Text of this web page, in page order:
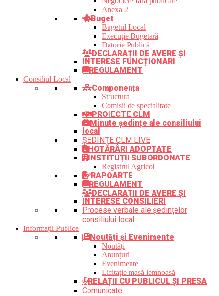
Anexa 2
Buget
Bugetul Local
Execuție Bugetară
Datorie Publică
DECLARAȚII DE AVERE ȘI
INTERESE FUNCȚIONARI
REGULAMENT
Consiliul Local
Componența
Structura
Comisii de specialitate
PROIECTE CLM
Minute ședințe ale consiliului
local
ȘEDINȚE CLM LIVE
HOTĂRÂRI ADOPTATE
INSTITUȚII SUBORDONATE
Registrul Agricol
RAPOARTE
REGULAMENT
DECLARAȚII DE AVERE ȘI
INTERESE CONSILIERI
Procese verbale ale ședințelor
consiliului local
Informații Publice
Noutăți și Evenimente
Noutăți
Anunțuri
Evenimente
Licitație masă lemnoasă
RELAȚII CU PUBLICUL ȘI PRESA
Comunicate